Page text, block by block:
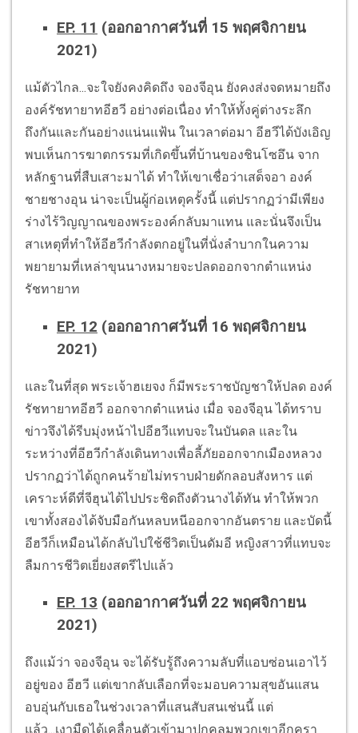
EP. 11 (ออกอากาศวันที่ 15 พฤศจิกายน
2021)
แม้ตัวไกล...จะใจยังคงคิดถึง จองจีอุน ยังคงส่งจดหมายถึง
องค์รัชทายาทอีฮวี อย่างต่อเนื่อง ทำให้ทั้งคู่ต่างระลึก
ถึงกันและกันอย่างแน่นแฟ้น ในเวลาต่อมา อีฮวีได้บังเอิญ
พบเห็นการฆาตกรรมที่เกิดขึ้นที่บ้านของชินโซอึน จาก
หลักฐานที่สืบเสาะมาได้ ทำให้เขาเชื่อว่าเสด็จอา องค์
ชายชางอุน น่าจะเป็นผู้ก่อเหตุครั้งนี้ แต่ปรากฏว่ามีเพียง
ร่างไร้วิญญาณของพระองค์กลับมาแทน และนั่นจึงเป็น
สาเหตุที่ทำให้อีฮวีกำลังตกอยู่ในที่นั่งลำบากในความ
พยายามที่เหล่าขุนนางหมายจะปลดออกจากตำแหน่ง
รัชทายาท
EP. 12 (ออกอากาศวันที่ 16 พฤศจิกายน
2021)
และในที่สุด พระเจ้าฮเยจง ก็มีพระราชบัญชาให้ปลด องค์
รัชทายาทอีฮวี ออกจากตำแหน่ง เมื่อ จองจีอุน ได้ทราบ
ข่าวจึงได้รีบมุ่งหน้าไปอีฮวีแทบจะในบันดล และใน
ระหว่างที่อีฮวีกำลังเดินทางเพื่อลี้ภัยออกจากเมืองหลวง
ปรากฏว่าได้ถูกคนร้ายไม่ทราบฝ่ายดักลอบสังหาร แต่
เคราะห์ดีที่จีฮุนได้ไปประชิดถึงตัวนางได้ทัน ทำให้พวก
เขาทั้งสองได้จับมือกันหลบหนีออกจากอันตราย และบัดนี้
อีฮวีก็เหมือนได้กลับไปใช้ชีวิตเป็นดัมอี หญิงสาวที่แทบจะ
ลืมการชีวิตเยี่ยงสตรีไปแล้ว
EP. 13 (ออกอากาศวันที่ 22 พฤศจิกายน
2021)
ถึงแม้ว่า จองจีอุน จะได้รับรู้ถึงความลับที่แอบซ่อนเอาไว้
อยู่ของ อีฮวี แต่เขากลับเลือกที่จะมอบความสุขอันแสน
อบอุ่นกับเธอในช่วงเวลาที่แสนสับสนเช่นนี้ แต่
แล้ว...เงามืดได้เคลื่อนตัวเข้ามาปกคลุมพวกเขาอีกครา